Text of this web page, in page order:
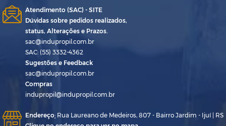
Atendimento (SAC) - SITE
Dúvidas sobre pedidos realizados,
status, Alterações e Prazos.
sac@indupropil.com.br
SAC: (55) 3332-4362
Sugestões e Feedback
sac@indupropil.com.br
Compras
indupropil@indupropil.com.br
Endereço: Rua Laureano de Medeiros, 807 - Bairro Jardim - Ijuí | RS